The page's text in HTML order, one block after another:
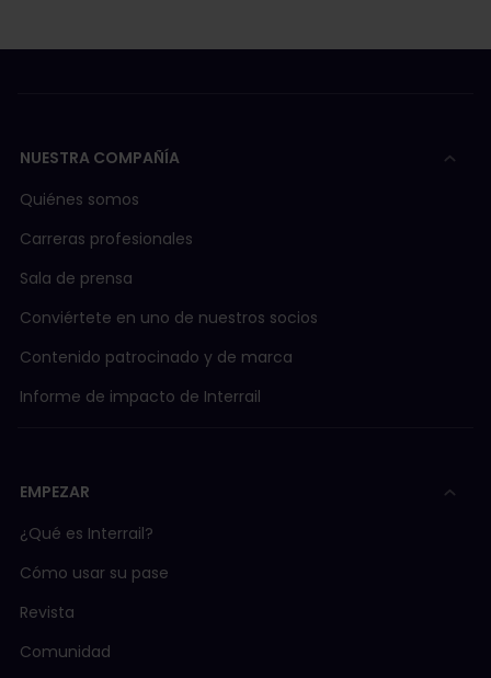
NUESTRA COMPAÑÍA
Quiénes somos
Carreras profesionales
Sala de prensa
Conviértete en uno de nuestros socios
Contenido patrocinado y de marca
Informe de impacto de Interrail
EMPEZAR
¿Qué es Interrail?
Cómo usar su pase
Revista
Comunidad